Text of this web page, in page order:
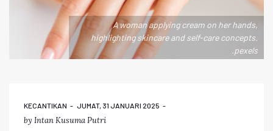
A woman applying cream on her hands,
highlighting skincare and self-care concepts.
.pexels
KECANTIKAN JUMAT, 31 JANUARI 2025
by Intan Kusuma Putri